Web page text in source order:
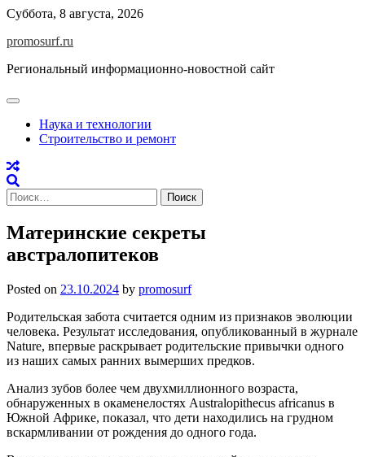
Skip
content
Суббота, 8 августа, 2026
promosurf.ru
Региональный информационно-новостной сайт
Наука и технологии
Строительство и ремонт
Найти:
Материнские секреты
австралопитеков
Posted on 23.10.2024 by promosurf
Родительская забота считается одним из признаков эволюции
человека. Результат исследования, опубликованный в журнале
Nature, впервые раскрывает родительские привычки одного
из наших самых ранних вымерших предков.
Анализ зубов более чем двухмиллионного возраста,
обнаруженных в окаменелостях Australopithecus africanus в
Южной Африке, показал, что дети находились на грудном
вскармливании от рождения до одного года.